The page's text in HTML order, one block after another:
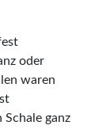
oder
waren
Schale ganz